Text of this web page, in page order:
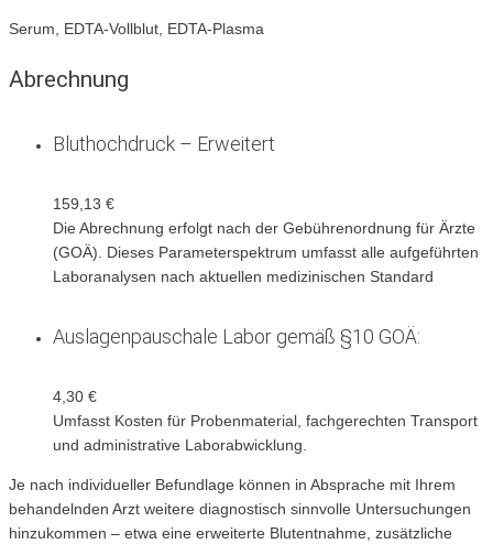
Serum, EDTA-Vollblut, EDTA-Plasma
Abrechnung
Bluthochdruck – Erweitert
159,13 €
Die Abrechnung erfolgt nach der Gebührenordnung für Ärzte
(GOÄ). Dieses Parameterspektrum umfasst alle aufgeführten
Laboranalysen nach aktuellen medizinischen Standard
Auslagenpauschale Labor gemäß §10 GOÄ:
4,30 €
Umfasst Kosten für Probenmaterial, fachgerechten Transport
und administrative Laborabwicklung.
Je nach individueller Befundlage können in Absprache mit Ihrem
behandelnden Arzt weitere diagnostisch sinnvolle Untersuchungen
hinzukommen – etwa eine erweiterte Blutentnahme, zusätzliche